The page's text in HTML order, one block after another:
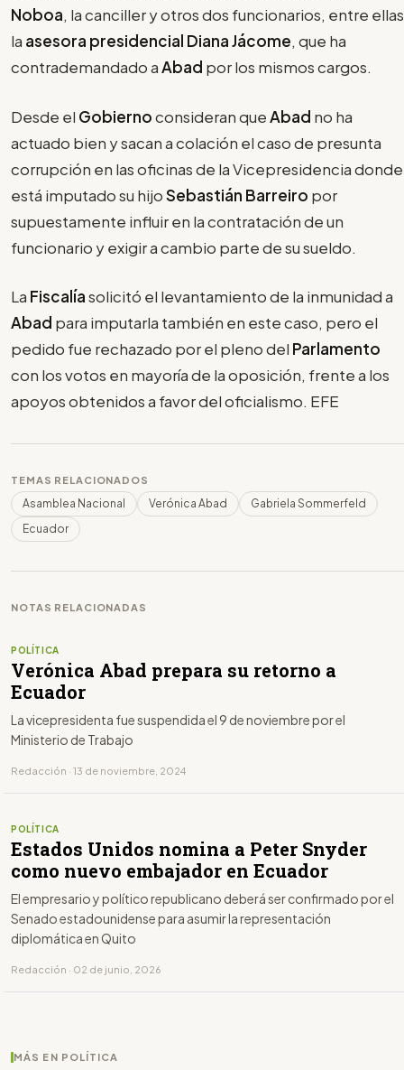
Noboa, la canciller y otros dos funcionarios, entre ellas
la asesora presidencial Diana Jácome, que ha
contrademandado aAbad por los mismos cargos.
Desde el Gobiernoconsideran queAbad no ha
actuado bien y sacan a colación el caso de presunta
corrupción en las oficinas de la Vicepresidencia donde
está imputado su hijoSebastián Barreiro por
supuestamente influir en la contratación de un
funcionario y exigir a cambio parte de su sueldo.
La Fiscalíasolicitó el levantamiento de la inmunidad a
Abad para imputarla también en este caso, pero el
pedido fue rechazado por el pleno del Parlamento
con los votos en mayoría de la oposición, frente a los
apoyos obtenidos a favor del oficialismo. EFE
TEMAS RELACIONADOS
Asamblea Nacional Verónica Abad
Gabriela Sommerfeld
Ecuador
NOTAS RELACIONADAS
POLÍTICA
Verónica Abad prepara su retorno a
Ecuador
La vicepresidenta fue suspendida el 9 de noviembre por el
Ministerio de Trabajo
Redacción · 13 de noviembre, 2024
POLÍTICA
Estados Unidos nomina a Peter Snyder
como nuevo embajador en Ecuador
El empresario y político republicano deberá ser confirmado por el
Senado estadounidense para asumir la representación
diplomática en Quito
Redacción · 02 de junio, 2026
MÁS EN POLÍTICA